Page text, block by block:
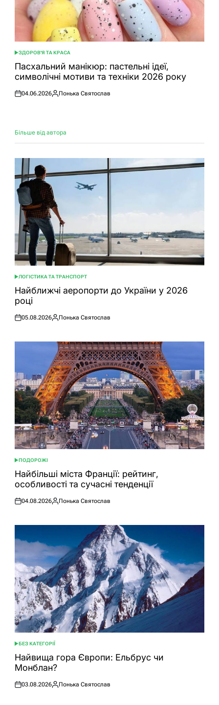
ОПУБЛІКУВАТИ
У
ЗДОРОВ'Я ТА КРАСА
Пасхальний манікюр: пастельні ідеї,
символічні мотиви та техніки 2026 року
Оприлюднено
04.06.2026
Опубліковано
Понька Святослав
Більше від автора
ОПУБЛІКУВАТИ
У
ЛОГІСТИКА ТА ТРАНСПОРТ
Найближчі аеропорти до України у 2026
році
Оприлюднено
05.08.2026
Опубліковано
Понька Святослав
ОПУБЛІКУВАТИ
У
ПОДОРОЖІ
Найбільші міста Франції: рейтинг,
особливості та сучасні тенденції
Оприлюднено
04.08.2026
Опубліковано
Понька Святослав
ОПУБЛІКУВАТИ
У
БЕЗ КАТЕГОРІЇ
Найвища гора Європи: Ельбрус чи
Монблан?
Оприлюднено
03.08.2026
Опубліковано
Понька Святослав